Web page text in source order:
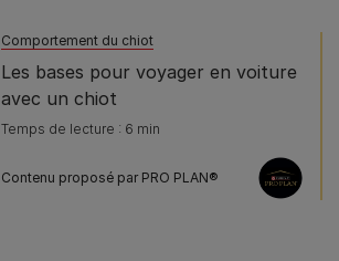
Comportement du chiot
Les bases pour voyager en voiture
avec un chiot
Temps de lecture : 6 min
Contenu proposé par PRO PLAN®